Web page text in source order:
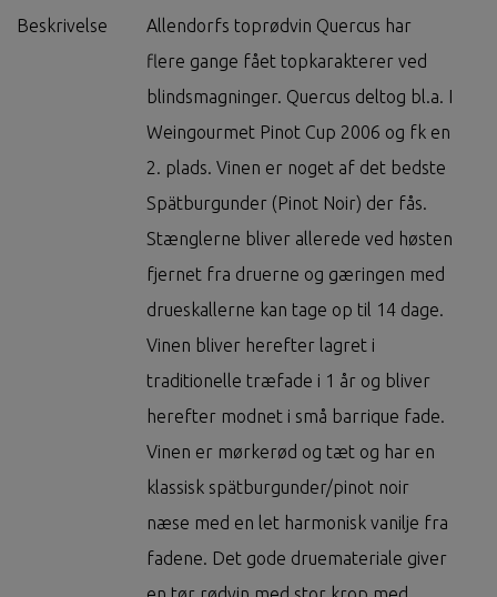
Beskrivelse
Allendorfs toprødvin Quercus har
flere gange fået topkarakterer ved
blindsmagninger. Quercus deltog bl.a. I
Weingourmet Pinot Cup 2006 og fk en
2. plads. Vinen er noget af det bedste
Spätburgunder (Pinot Noir) der fås.
Stænglerne bliver allerede ved høsten
fjernet fra druerne og gæringen med
drueskallerne kan tage op til 14 dage.
Vinen bliver herefter lagret i
traditionelle træfade i 1 år og bliver
herefter modnet i små barrique fade.
Vinen er mørkerød og tæt og har en
klassisk spätburgunder/pinot noir
næse med en let harmonisk vanilje fra
fadene. Det gode druemateriale giver